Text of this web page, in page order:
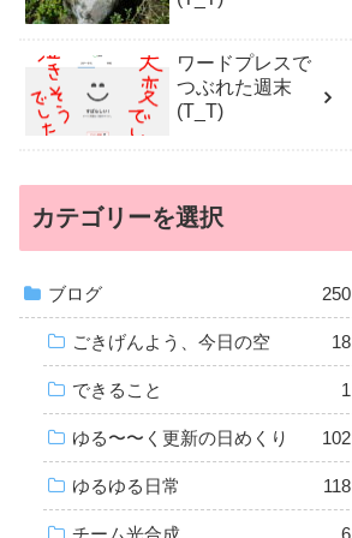
ワードプレスで
つぶれた週末
(T_T)
カテゴリーを選択
ブログ 250
ごきげんよう、今日の空 18
できること 1
ゆる〜〜く更新の日めくり 102
ゆるゆる日常 118